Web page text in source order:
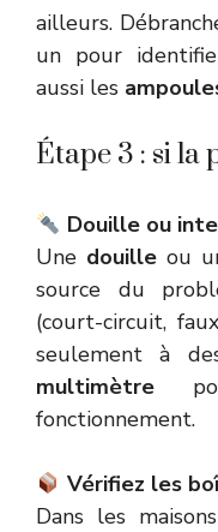
ailleurs.
un pour
aussi les
Étape 3 : si la
Douille ou
Une douille ou
source du
(court-circuit,
seulement à
multimètre
fonctionnement.
Vérifiez les
Dans les